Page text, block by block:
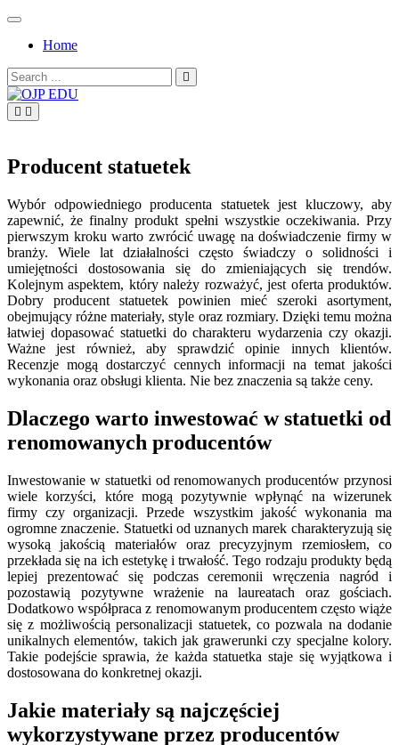
Skip
contentHome
Search
for:
Producent statuetek
Wybór odpowiedniego producenta statuetek jest kluczowy, aby
zapewnić, że finalny produkt spełni wszystkie oczekiwania. Przy
pierwszym kroku warto zwrócić uwagę na doświadczenie firmy w
branży. Wiele lat działalności często świadczy o solidności i
umiejętności dostosowania się do zmieniających się trendów.
Kolejnym aspektem, który należy rozważyć, jest oferta produktów.
Dobry producent statuetek powinien mieć szeroki asortyment,
obejmujący różne materiały, style oraz rozmiary. Dzięki temu można
łatwiej dopasować statuetki do charakteru wydarzenia czy okazji.
Ważne jest również, aby sprawdzić opinie innych klientów.
Recenzje mogą dostarczyć cennych informacji na temat jakości
wykonania oraz obsługi klienta. Nie bez znaczenia są także ceny.
Dlaczego warto inwestować w statuetki od
renomowanych producentów
Inwestowanie w statuetki od renomowanych producentów przynosi
wiele korzyści, które mogą pozytywnie wpłynąć na wizerunek
firmy czy organizacji. Przede wszystkim jakość wykonania ma
ogromne znaczenie. Statuetki od uznanych marek charakteryzują się
wysoką jakością materiałów oraz precyzyjnym rzemiosłem, co
przekłada się na ich estetykę i trwałość. Tego rodzaju produkty będą
lepiej prezentować się podczas ceremonii wręczenia nagród i
pozostawią pozytywne wrażenie na laureatach oraz gościach.
Dodatkowo współpraca z renomowanym producentem często wiąże
się z możliwością personalizacji statuetek, co pozwala na dodanie
unikalnych elementów, takich jak grawerunki czy specjalne kolory.
Takie podejście sprawia, że każda statuetka staje się wyjątkowa i
dostosowana do konkretnej okazji.
Jakie materiały są najczęściej
wykorzystywane przez producentów